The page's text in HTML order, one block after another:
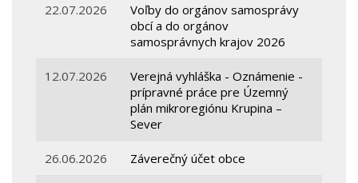
22.07.2026
Voľby do orgánov samosprávy
obcí a do orgánov
samosprávnych krajov 2026
12.07.2026
Verejná vyhláška - Oznámenie -
prípravné práce pre Územný
plán mikroregiónu Krupina –
Sever
26.06.2026 Záverečný účet obce